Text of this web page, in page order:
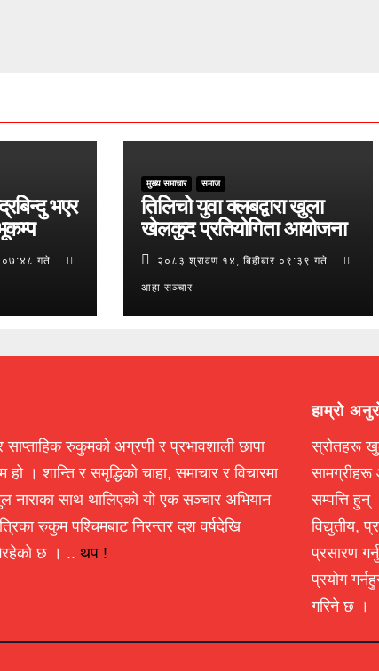
भएर
०७:४८ गते
मुख्य समाचार समाज
तिलिचो युवा क्लबद्वारा खुला
खेलकुद प्रतियोगिता आयोजना
२०८३ श्रावण १४, बिहीबार ०९:३९ गते
आहा सञ्चार
रुकुमको अग्रणी र प्रभावशाली छापा
हो । शान्ति र समृद्धिको चाहा, समाचार र विचारमा
नाराका साथ थालिएको यो एक सञ्चार अभियान
रुकुम पश्चिमबाट निरन्तर दश वर्षदेखि
छ । .. थप !
हाम्रो
स्रोतहरू
सामग्रीहरू
सम्पत्ति
विद्युतीय,
प्रसारण
प्रयोग
गरिने छ ।